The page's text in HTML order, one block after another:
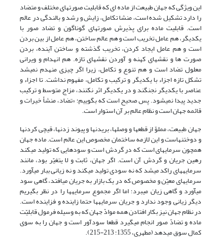
این ویژگی که جهان طبیعت از ماده ای که قابلیت صورت‏های مختلف و متضاد
را دارد تشکیل شده است، منشا تکامل، زایش و رشد و بالندگی در عالم
است. قابلیت ماده برای پذیرش صورت‏های گوناگون و تضاد صور با
یکدیگر، هم عامل تخریب است و هم عالم ساختن، هم عامل از بین بردن
است و هم عامل ایجاد کردن، تخریب گذشته و ساختن آینده، بردن
صورت ها و نقش‏های کهنه و آوردن نقش‏های تازه. هم انهدام و ویرانی
معلول تضاد است و هم تنوع و تکامل، زیرا اگر چیزی منهدم نمی‏شد
تشکل تازه اجزاء با یکدیگر و ترکیب و تکامل، مفهوم نداشت. تا اجزاء و
عناصر با یکدیگر نجنگند و در یکدیگر اثر نکنند، مزاج متوسط و ترکیب
جدید پیدا نمی‏شود. پس صحیح است که بگوییم: «تضاد، منشأ خیرات و
قائمه جهان است و نظام عالم بر آن استوار است.
جهان طبیعت، مملوّ از قطع‏ها و وصل‏ها، بریدن‏ها و پیوند زدن‏ها، قیچى کردن‏ها
و دوختن‏هاست و این لازمه ساختمان مخصوص این عالم است. ماده جهان
همچون‏ سرمایه‏اى است که در گردش است و سودهایى که تولید مى‏کند
رهین جریان و گردش آن است. اگر جهان، ثابت و لا یتغیّر بود، مانند
سرمایه‏هاى راکد مى‏شد که نه سودى تولید مى‏کند و نه زیانى ببار مى‏آورد.
سرمایه‏اى معیّن و مخصوص که در یک بازار به جریان مى‏افتد، گاهى سود
مى‏آورد و گاهى زیان مى‏برد؛ اما اگر مجموع سرمایه‏ها را در نظر بگیریم
دیگر زیانى وجود ندارد و جریان سرمایه‏ها حتما زاینده و فزاینده است.
در نظام جهان نیز بکار افتادن همه موادّ جهان که به وسیله فرمول قابلیّت
ماده و تضادّ صور انجام مى‏گیرد قطعا سودآور است و جهان را به سوى
کمال سوق مى‏دهد (مطهری، 1355: 213-215).